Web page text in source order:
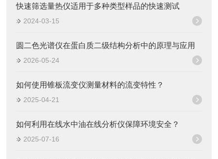
快速筛选量热仪适用于多种类型样品的快速测试
2024-03-15
圆二色光谱仪在蛋白质二级结构分析中的原理与应用
2026-05-24
如何使用锥板流变仪测量材料的流变特性？
2025-04-21
如何利用在线水中油在线分析仪保障环境安全？
2025-07-16